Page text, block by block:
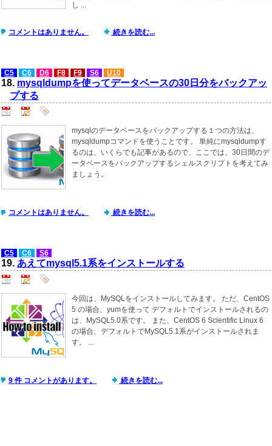
し ...
コメントはありません。 続きを読む...
C5 C6 D6 F8 F9 S6 U10
18. mysqldumpを使ってデータベースの30日分をバックアッ
プする
mysqlのデータベースをバックアップする１つの方法は、
mysqldumpコマンドを使うことです。 単純にmysqldumpす
るのは、いくらでも記事があるので、ここでは、30日間のデ
ータベースをバックアップするシェルスクリプトを考えてみ
ましょう。
コメントはありません。 続きを読む...
C5 C6 S6
19. あえてmysql5.1系をインストールする
今回は、MySQLをインストールしてみます。 ただ、CentOS
5 の場合、yumを使って デフォルトでインストールされるの
は、MySQL5.0系です。 また、CentOS 6 Scientific Linux 6
の場合、デフォルトでMySQL5.1系がインストールされま
す。 ...
9 件 コメントがあります。 続きを読む...